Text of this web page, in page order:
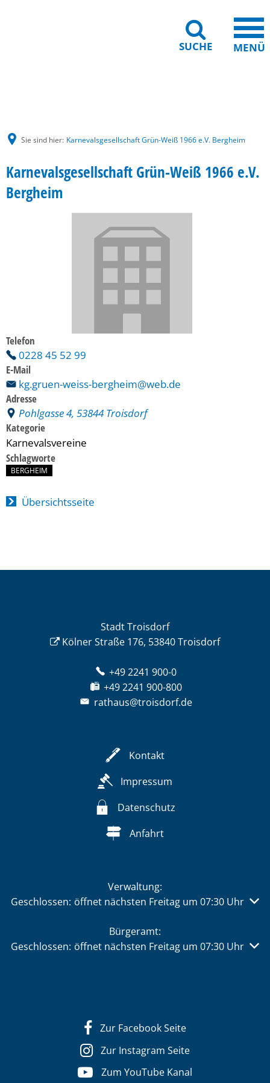
SUCHE MENÜ
Sie sind hier: Karnevalsgesellschaft Grün-Weiß 1966 e.V. Bergheim
Karnevalsgesellschaft Grün-Weiß 1966 e.V.
Bergheim
Telefon
0228 45 52 99
E-Mail
kg.gruen-weiss-bergheim@web.de
Adresse
Pohlgasse 4, 53844 Troisdorf
Kategorie
Karnevalsvereine
Schlagworte
BERGHEIM
Übersichtsseite
Stadt Troisdorf
Kölner Straße 176, 53840 Troisdorf
+49 2241 900-0
+49 2241 900-800
rathaus@troisdorf.de
Kontakt
Impressum
Datenschutz
Anfahrt
Verwaltung:
Klicken, um weitere Öffnungs- oder Schließzeiten
Geschlossen: öffnet nächsten Freitag um 07:30 Uhr
Bürgeramt:
Klicken, um weitere Öffnungs- oder Schließzeiten
Geschlossen: öffnet nächsten Freitag um 07:30 Uhr
Zur Facebook Seite
Zur Instagram Seite
Zum YouTube Kanal